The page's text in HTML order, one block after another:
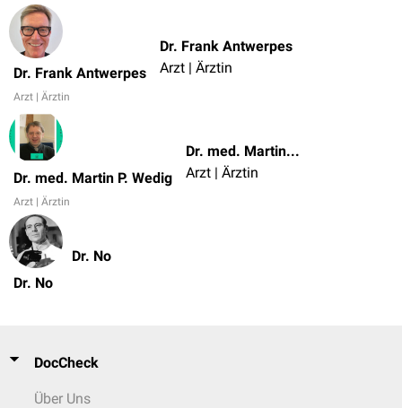
Dr. Frank Antwerpes
Arzt | Ärztin
Dr. Frank Antwerpes
Arzt | Ärztin
Dr. med. Martin P. Wedig
Arzt | Ärztin
Dr. med. Martin P. Wedig
Arzt | Ärztin
Dr. No
Dr. No
DocCheck
Über Uns